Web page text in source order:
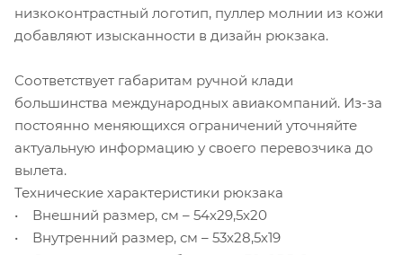
низкоконтрастный логотип, пуллер молнии из кожи
добавляют изысканности в дизайн рюкзака.
Соответствует габаритам ручной клади
большинства международных авиакомпаний. Из-за
постоянно меняющихся ограничений уточняйте
актуальную информацию у своего перевозчика до
вылета.
Технические характеристики рюкзака
• Внешний размер, см – 54х29,5х20
• Внутренний размер, см – 53х28,5х19